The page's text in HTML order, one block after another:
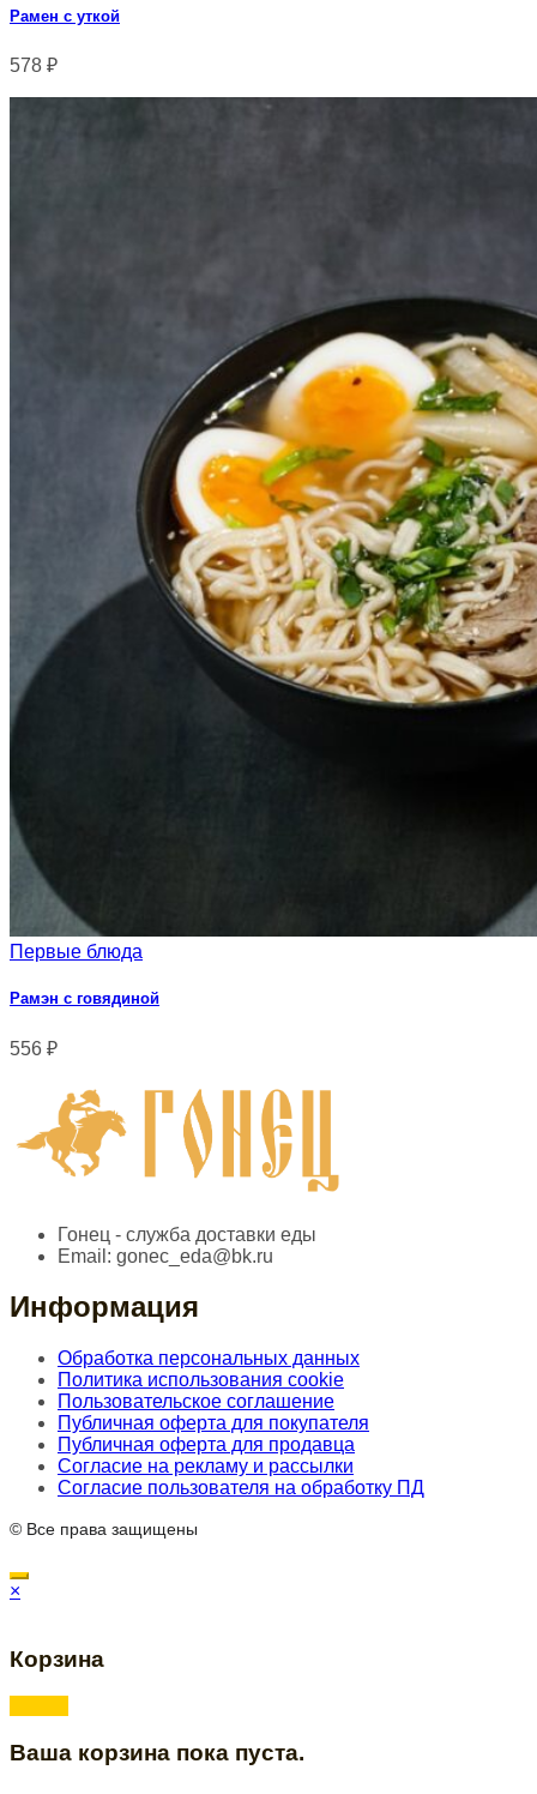
Рамен с уткой
578 ₽
Первые блюда
Рамэн с говядиной
556 ₽
Гонец - служба доставки еды
Email: gonec_eda@bk.ru
Информация
Обработка персональных данных
Политика использования cookie
Пользовательское соглашение
Публичная оферта для покупателя
Публичная оферта для продавца
Согласие на рекламу и рассылки
Согласие пользователя на обработку ПД
© Все права защищены
×
Корзина
Ваша корзина пока пуста.